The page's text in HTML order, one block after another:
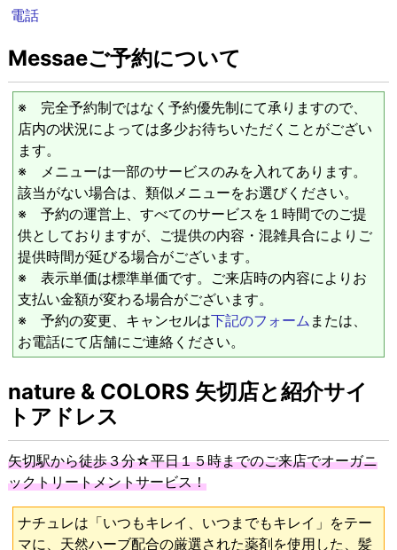
電話
Messaeご予約について
※ 完全予約制ではなく予約優先制にて承りますので、
店内の状況によっては多少お待ちいただくことがござい
ます。
※ メニューは一部のサービスのみを入れてあります。
該当がない場合は、類似メニューをお選びください。
※ 予約の運営上、すべてのサービスを１時間でのご提
供としておりますが、ご提供の内容・混雑具合によりご
提供時間が延びる場合がございます。
※ 表示単価は標準単価です。ご来店時の内容によりお
支払い金額が変わる場合がございます。
※ 予約の変更、キャンセルは下記のフォーム または、
お電話にて店舗にご連絡ください。
nature & COLORS 矢切店と紹介サイ
トアドレス
矢切駅から徒歩３分☆平日１５時までのご来店でオーガニ
ックトリートメントサービス！
ナチュレは「いつもキレイ、いつまでもキレイ」をテー
マに、天然ハーブ配合の厳選された薬剤を使用した、髪